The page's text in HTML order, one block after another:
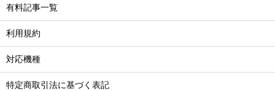
有料記事一覧
利用規約
対応機種
特定商取引法に基づく表記